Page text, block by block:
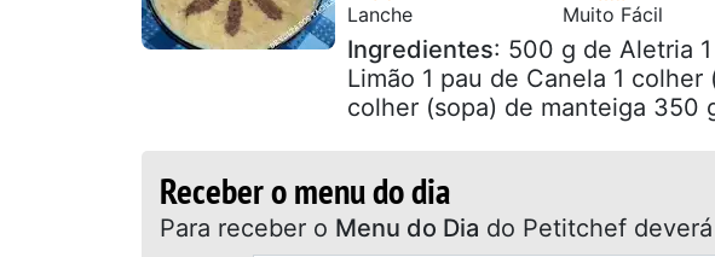
Lanche Muito Fácil
Ingredientes: 500 g de Aletria
Limão 1 pau de Canela 1
colher (sopa) de manteiga 350
Receber o menu do dia
Para receber o Menu do Dia do Petitchef deverá